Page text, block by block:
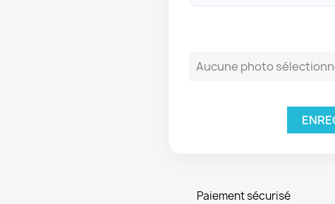
Aucune photo
Paiement sécurisé